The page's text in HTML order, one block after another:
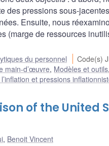
des pressions sous-
Ensuite, nous
(marge de ressources
du personnel Code(s)
main-d’œuvre, Modèles et outils,
et pressions
of the United
, Benoit Vincent